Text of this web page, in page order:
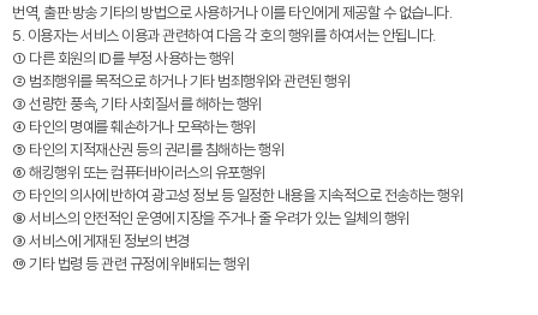
번역, 출판·방송 기타의 방법으로 사용하거나 이를 타인에게 제공할 수 없습니다.
5. 이용자는 서비스 이용과 관련하여 다음 각 호의 행위를 하여서는 안됩니다.
① 다른 회원의 ID를 부정 사용하는 행위
② 범죄행위를 목적으로 하거나 기타 범죄행위와 관련된 행위
③ 선량한 풍속, 기타 사회질서를 해하는 행위
④ 타인의 명예를 훼손하거나 모욕하는 행위
⑤ 타인의 지적재산권 등의 권리를 침해하는 행위
⑥ 해킹행위 또는 컴퓨터바이러스의 유포행위
⑦ 타인의 의사에 반하여 광고성 정보 등 일정한 내용을 지속적으로 전송하는 행위
⑧ 서비스의 안전적인 운영에 지장을 주거나 줄 우려가 있는 일체의 행위
⑨ 서비스에 게재된 정보의 변경
⑩ 기타 법령 등 관련 규정에 위배되는 행위